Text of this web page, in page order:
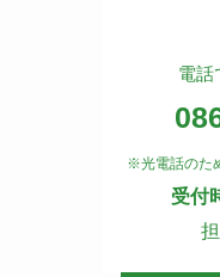
電話
※光電話のた
受付